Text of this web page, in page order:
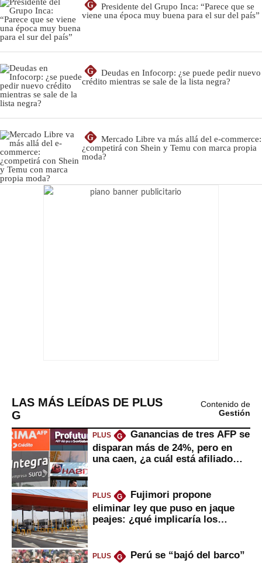
G
Presidente del Grupo Inca: “Parece que se
viene una época muy buena para el sur del país”
G
Deudas en Infocorp: ¿se puede pedir nuevo
crédito mientras se sale de la lista negra?
G
Mercado Libre va más allá del e-commerce:
¿competirá con Shein y Temu con marca propia
moda?
LAS MÁS LEÍDAS DE PLUS
G
Contenido de
Gestión
PLUS G
Ganancias de tres AFP se
disparan más de 24%, pero en
una caen, ¿a cuál está afiliado
PLUS G
Fujimori propone
eliminar ley que puso en jaque
peajes: ¿qué implicaría los
PLUS G
Perú se “bajó del barco”